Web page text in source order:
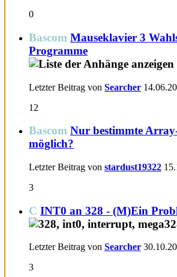
0
Bascom Mauseklavier 3
Programme
Letzter Beitrag von Searcher
12
Bascom Nur bestimmte
möglich?
Letzter Beitrag von stardust19322
3
C INT0 an 328 - (M)Ein
Letzter Beitrag von Searcher
3